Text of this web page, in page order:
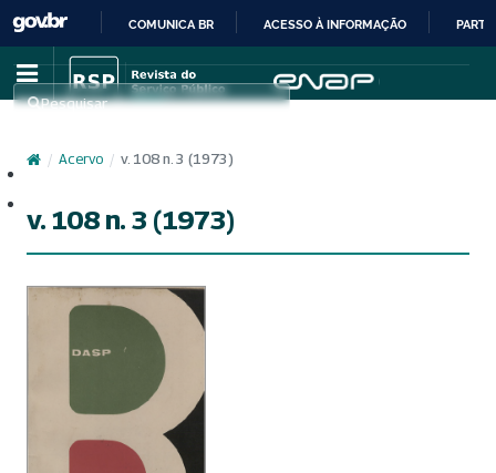
IR
PARA
COMUNICA BR ACESSO À INFORMAÇÃO
Pesquisar
/ Acervo / v. 108 n. 3 (1973)
v. 108 n. 3 (1973)